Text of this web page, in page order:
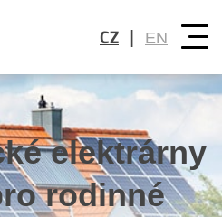
CZ EN
elektrárny
rodinné